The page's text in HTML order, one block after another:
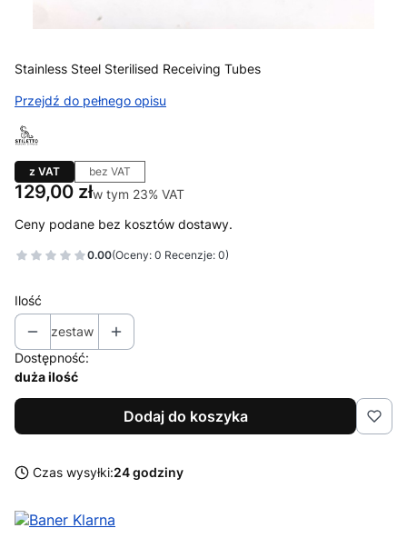
Stainless Steel Sterilised Receiving Tubes
Przejdź do pełnego opisu
z VAT bez VAT
Cena
129,00 złw tym 23% VAT
w tym 23% VAT
Ceny podane bez kosztów dostawy.
0.00(Oceny: 0 Recenzje: 0)
Ilość
zestaw
Dostępność:
duża ilość
Dodaj do koszyka
Czas wysyłki:24 godziny